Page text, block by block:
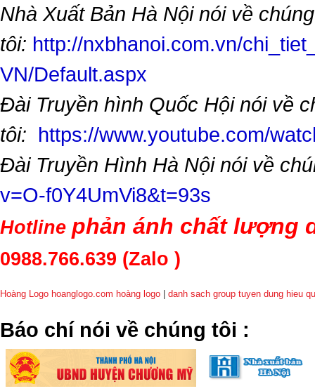
Nhà Xuất Bản Hà Nội nói về chúng
tôi: http://nxbhanoi.com.vn/
VN/Default.aspx
Đài Truyền hình Quốc Hội nói về
tôi: https://www.youtube.com/
Đài Truyền Hình Hà Nội nói về
v=O-f0Y4UmVi8&t=93s
Hotline phản ánh chất lượng
0988.766.639 (Zalo )
Hoàng Logo hoanglogo.com hoàng logo danh sach group tuyen dung hieu
​Báo chí nói về chúng tôi :